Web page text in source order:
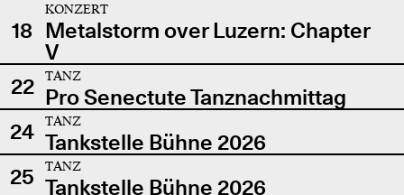
18
KONZERT
Metalstorm over Luzern: Chapter
V
22
TANZ
Pro Senectute Tanznachmittag
24
TANZ
Tankstelle Bühne 2026
25
TANZ
Tankstelle Bühne 2026